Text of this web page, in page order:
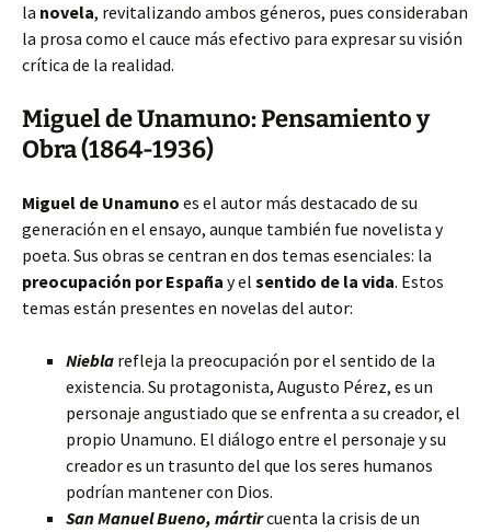
la novela, revitalizando ambos géneros, pues consideraban
la prosa como el cauce más efectivo para expresar su visión
crítica de la realidad.
Miguel de Unamuno: Pensamiento y
Obra (1864-1936)
Miguel de Unamuno es el autor más destacado de su
generación en el ensayo, aunque también fue novelista y
poeta. Sus obras se centran en dos temas esenciales: la
preocupación por España y el sentido de la vida. Estos
temas están presentes en novelas del autor:
Niebla refleja la preocupación por el sentido de la
existencia. Su protagonista, Augusto Pérez, es un
personaje angustiado que se enfrenta a su creador, el
propio Unamuno. El diálogo entre el personaje y su
creador es un trasunto del que los seres humanos
podrían mantener con Dios.
San Manuel Bueno, mártircuenta la crisis de un